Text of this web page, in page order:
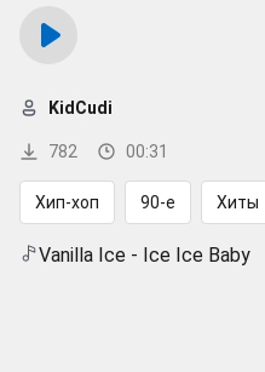
782 00:31
KidCudi
Хип-хоп 90-е Хиты
Vanilla Ice - Ice Ice Baby